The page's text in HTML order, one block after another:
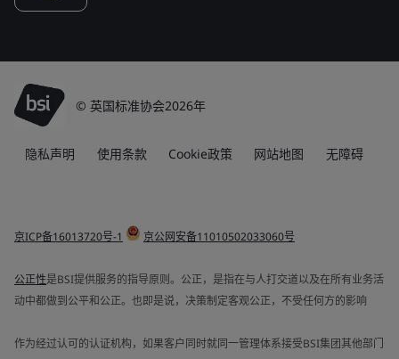
© 英国标准协会2026年
隐私声明 使用条款 Cookie政策 网站地图 无障碍
京ICP备16013720号-1 京公网安备11010502033060号
公正性是BSI提供服务的指导原则。公正，是指在与人打交道以及在所有业务活
动中都做到公平和公正。也即是说，决策制定客观公正，不受任何方的影响
作为经过认可的认证机构，如果客户同时就同一管理体系接受BSI集团其他部门